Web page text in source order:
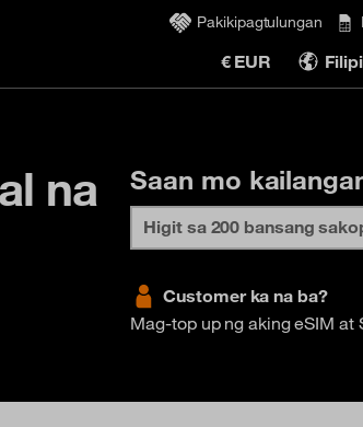
Pakikipagtulungan
€ EUR
na
Saan mo
Customer ka na ba?
Mag-top up ng aking eSIM at